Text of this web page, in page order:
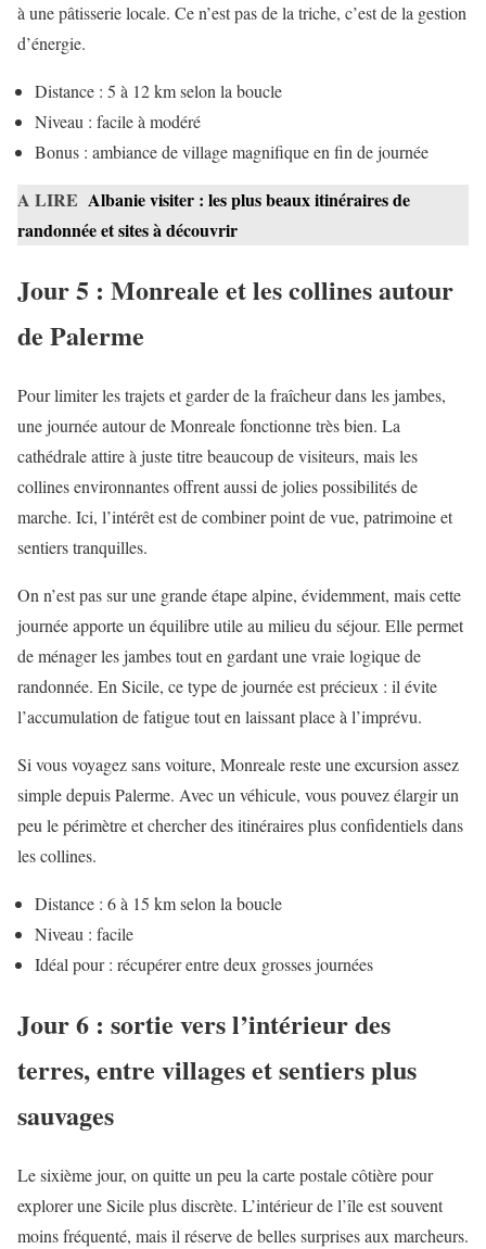
à une pâtisserie locale. Ce n’est pas de la triche, c’est de la gestion
d’énergie.
Distance : 5 à 12 km selon la boucle
Niveau : facile à modéré
Bonus : ambiance de village magnifique en fin de journée
A LIRE Albanie visiter : les plus beaux itinéraires de
randonnée et sites à découvrir
Jour 5 : Monreale et les collines autour
de Palerme
Pour limiter les trajets et garder de la fraîcheur dans les jambes,
une journée autour de Monreale fonctionne très bien. La
cathédrale attire à juste titre beaucoup de visiteurs, mais les
collines environnantes offrent aussi de jolies possibilités de
marche. Ici, l’intérêt est de combiner point de vue, patrimoine et
sentiers tranquilles.
On n’est pas sur une grande étape alpine, évidemment, mais cette
journée apporte un équilibre utile au milieu du séjour. Elle permet
de ménager les jambes tout en gardant une vraie logique de
randonnée. En Sicile, ce type de journée est précieux : il évite
l’accumulation de fatigue tout en laissant place à l’imprévu.
Si vous voyagez sans voiture, Monreale reste une excursion assez
simple depuis Palerme. Avec un véhicule, vous pouvez élargir un
peu le périmètre et chercher des itinéraires plus confidentiels dans
les collines.
Distance : 6 à 15 km selon la boucle
Niveau : facile
Idéal pour : récupérer entre deux grosses journées
Jour 6 : sortie vers l’intérieur des
terres, entre villages et sentiers plus
sauvages
Le sixième jour, on quitte un peu la carte postale côtière pour
explorer une Sicile plus discrète. L’intérieur de l’île est souvent
moins fréquenté, mais il réserve de belles surprises aux marcheurs.